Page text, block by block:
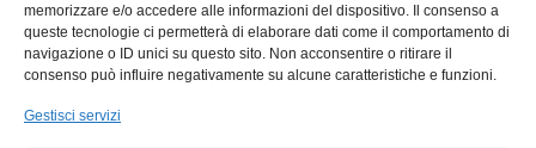
memorizzare e/o accedere alle informazioni del dispositivo. Il consenso a
queste tecnologie ci permetterà di elaborare dati come il comportamento di
navigazione o ID unici su questo sito. Non acconsentire o ritirare il
consenso può influire negativamente su alcune caratteristiche e funzioni.
Gestisci servizi